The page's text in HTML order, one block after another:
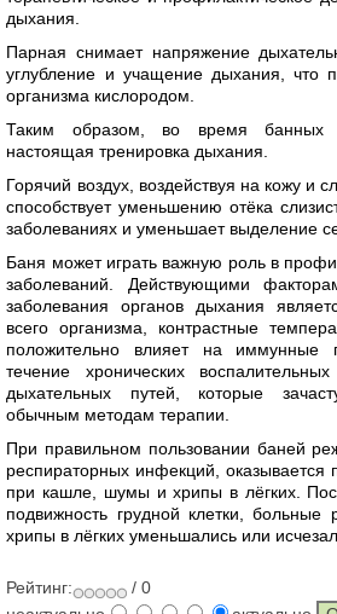
дыхания.
Парная снимает напряжение
углубление и учащение дыхания, что
организма кислородом.
Таким образом, во время банных
настоящая тренировка дыхания.
Горячий воздух, воздействуя на кожу и
способствует уменьшению отёка
заболеваниях и уменьшает выделение
Баня может играть важную роль в
заболеваний. Действующими
заболевания органов дыхания
всего организма, контрастные
положительно влияет на иммунные
течение хронических
дыхательных путей, которые
обычным методам терапии.
При правильном пользовании баней
респираторных инфекций, оказывается
при кашле, шумы и хрипы в лёгких.
подвижность грудной клетки,
хрипы в лёгких уменьшались или
Рейтинг:
/ 0